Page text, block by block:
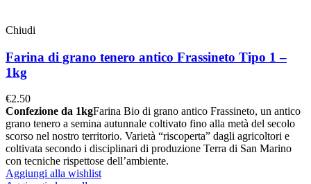
Chiudi
Farina di grano tenero antico Frassineto Tipo 1 –
1kg
€2.50
Confezione da 1kgFarina Bio di grano antico Frassineto, un antico
grano tenero a semina autunnale coltivato fino alla metà del secolo
scorso nel nostro territorio. Varietà “riscoperta” dagli agricoltori e
coltivata secondo i disciplinari di produzione Terra di San Marino
con tecniche rispettose dell’ambiente.
Aggiungi alla wishlist